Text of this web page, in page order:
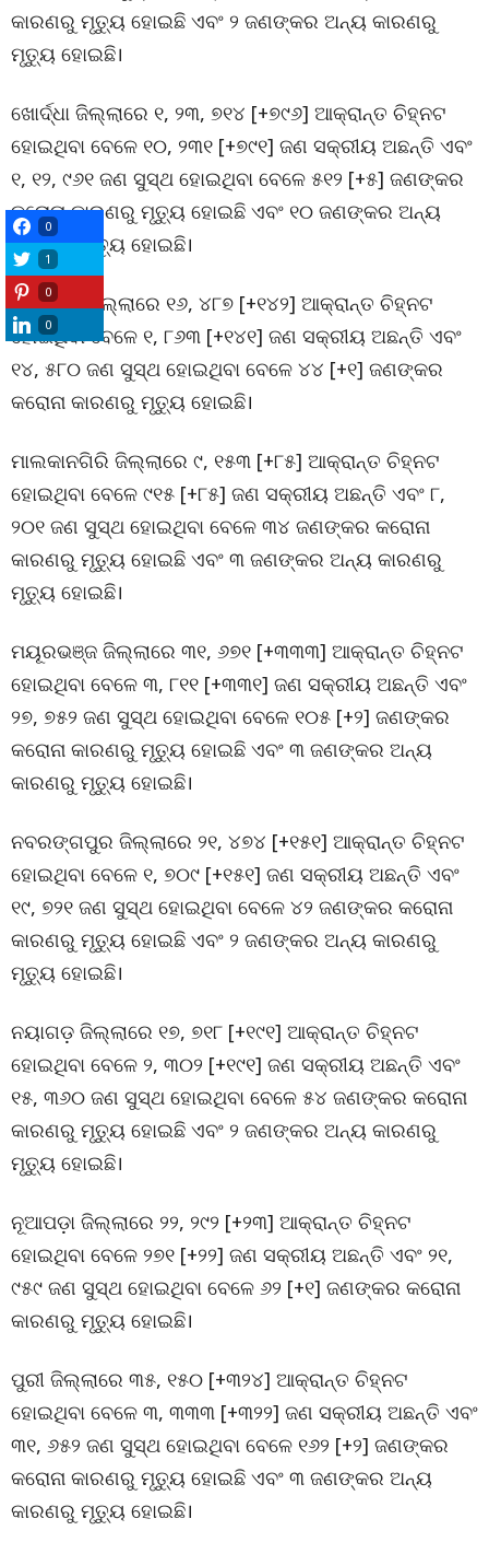
କାରଣରୁ ମୃତ୍ୟୁ ହୋଇଛି ଏବଂ ୨ ଜଣଙ୍କର ଅନ୍ୟ କାରଣରୁ
ମୃତ୍ୟୁ ହୋଇଛି।
ଖୋର୍ଦ୍ଧା ଜିଲ୍ଲାରେ ୧, ୨୩, ୭୧୪ [+୭୯୬] ଆକ୍ରାନ୍ତ ଚିହ୍ନଟ
ହୋଇଥିବା ବେଳେ ୧୦, ୨୩୧ [+୭୯୧] ଜଣ ସକ୍ରୀୟ ଅଛନ୍ତି ଏବଂ
୧, ୧୨, ୯୬୧ ଜଣ ସୁସ୍ଥ ହୋଇଥିବା ବେଳେ ୫୧୨ [+୫] ଜଣଙ୍କର
କରୋନା କାରଣରୁ ମୃତ୍ୟୁ ହୋଇଛି ଏବଂ ୧୦ ଜଣଙ୍କର ଅନ୍ୟ
କାରଣରୁ ମୃତ୍ୟୁ ହୋଇଛି।
କୋରାପୁଟ ଜିଲ୍ଲାରେ ୧୬, ୪୮୭ [+୧୪୨] ଆକ୍ରାନ୍ତ ଚିହ୍ନଟ
ହୋଇଥିବା ବେଳେ ୧, ୮୬୩ [+୧୪୧] ଜଣ ସକ୍ରୀୟ ଅଛନ୍ତି ଏବଂ
୧୪, ୫୮୦ ଜଣ ସୁସ୍ଥ ହୋଇଥିବା ବେଳେ ୪୪ [+୧] ଜଣଙ୍କର
କରୋନା କାରଣରୁ ମୃତ୍ୟୁ ହୋଇଛି।
ମାଲକାନଗିରି ଜିଲ୍ଲାରେ ୯, ୧୫୩ [+୮୫] ଆକ୍ରାନ୍ତ ଚିହ୍ନଟ
ହୋଇଥିବା ବେଳେ ୯୧୫ [+୮୫] ଜଣ ସକ୍ରୀୟ ଅଛନ୍ତି ଏବଂ ୮,
୨୦୧ ଜଣ ସୁସ୍ଥ ହୋଇଥିବା ବେଳେ ୩୪ ଜଣଙ୍କର କରୋନା
କାରଣରୁ ମୃତ୍ୟୁ ହୋଇଛି ଏବଂ ୩ ଜଣଙ୍କର ଅନ୍ୟ କାରଣରୁ
ମୃତ୍ୟୁ ହୋଇଛି।
ମୟୂରଭଞ୍ଜ ଜିଲ୍ଲାରେ ୩୧, ୬୭୧ [+୩୩୩] ଆକ୍ରାନ୍ତ ଚିହ୍ନଟ
ହୋଇଥିବା ବେଳେ ୩, ୮୧୧ [+୩୩୧] ଜଣ ସକ୍ରୀୟ ଅଛନ୍ତି ଏବଂ
୨୭, ୭୫୨ ଜଣ ସୁସ୍ଥ ହୋଇଥିବା ବେଳେ ୧୦୫ [+୨] ଜଣଙ୍କର
କରୋନା କାରଣରୁ ମୃତ୍ୟୁ ହୋଇଛି ଏବଂ ୩ ଜଣଙ୍କର ଅନ୍ୟ
କାରଣରୁ ମୃତ୍ୟୁ ହୋଇଛି।
ନବରଙ୍ଗପୁର ଜିଲ୍ଲାରେ ୨୧, ୪୭୪ [+୧୫୧] ଆକ୍ରାନ୍ତ ଚିହ୍ନଟ
ହୋଇଥିବା ବେଳେ ୧, ୭୦୯ [+୧୫୧] ଜଣ ସକ୍ରୀୟ ଅଛନ୍ତି ଏବଂ
୧୯, ୭୨୧ ଜଣ ସୁସ୍ଥ ହୋଇଥିବା ବେଳେ ୪୨ ଜଣଙ୍କର କରୋନା
କାରଣରୁ ମୃତ୍ୟୁ ହୋଇଛି ଏବଂ ୨ ଜଣଙ୍କର ଅନ୍ୟ କାରଣରୁ
ମୃତ୍ୟୁ ହୋଇଛି।
ନୟାଗଡ଼ ଜିଲ୍ଲାରେ ୧୭, ୭୧୮ [+୧୯୧] ଆକ୍ରାନ୍ତ ଚିହ୍ନଟ
ହୋଇଥିବା ବେଳେ ୨, ୩୦୨ [+୧୯୧] ଜଣ ସକ୍ରୀୟ ଅଛନ୍ତି ଏବଂ
୧୫, ୩୬୦ ଜଣ ସୁସ୍ଥ ହୋଇଥିବା ବେଳେ ୫୪ ଜଣଙ୍କର କରୋନା
କାରଣରୁ ମୃତ୍ୟୁ ହୋଇଛି ଏବଂ ୨ ଜଣଙ୍କର ଅନ୍ୟ କାରଣରୁ
ମୃତ୍ୟୁ ହୋଇଛି।
ନୂଆପଡ଼ା ଜିଲ୍ଲାରେ ୨୨, ୨୯୨ [+୨୩] ଆକ୍ରାନ୍ତ ଚିହ୍ନଟ
ହୋଇଥିବା ବେଳେ ୨୭୧ [+୨୨] ଜଣ ସକ୍ରୀୟ ଅଛନ୍ତି ଏବଂ ୨୧,
୯୫୯ ଜଣ ସୁସ୍ଥ ହୋଇଥିବା ବେଳେ ୬୨ [+୧] ଜଣଙ୍କର କରୋନା
କାରଣରୁ ମୃତ୍ୟୁ ହୋଇଛି।
ପୁରୀ ଜିଲ୍ଲାରେ ୩୫, ୧୫୦ [+୩୨୪] ଆକ୍ରାନ୍ତ ଚିହ୍ନଟ
ହୋଇଥିବା ବେଳେ ୩, ୩୩୩ [+୩୨୨] ଜଣ ସକ୍ରୀୟ ଅଛନ୍ତି ଏବଂ
୩୧, ୬୫୨ ଜଣ ସୁସ୍ଥ ହୋଇଥିବା ବେଳେ ୧୬୨ [+୨] ଜଣଙ୍କର
କରୋନା କାରଣରୁ ମୃତ୍ୟୁ ହୋଇଛି ଏବଂ ୩ ଜଣଙ୍କର ଅନ୍ୟ
କାରଣରୁ ମୃତ୍ୟୁ ହୋଇଛି।
0
1
0
0